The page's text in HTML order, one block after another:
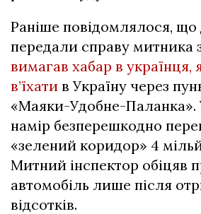
Раніше повідомлялося, що
передали справу митника
вимагав хабар в українця,
в’їхати в Україну через
«Маяки-Удобне-Паланка».
намір безперешкодно
«зелений коридор» 4
Митний інспектор обіцяв
автомобіль лише після
відсотків.